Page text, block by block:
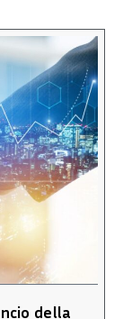
della